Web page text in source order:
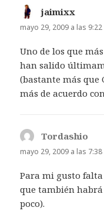
jaimixx
mayo 29, 2009 a las 9:22
Uno de los que
han salido
(bastante más que
más de acuerdo
Tordashio
mayo 29, 2009 a las
Para mi gusto
que también
poco).